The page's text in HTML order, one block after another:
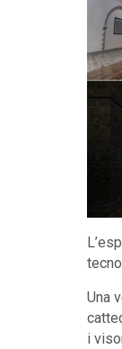
Una
i